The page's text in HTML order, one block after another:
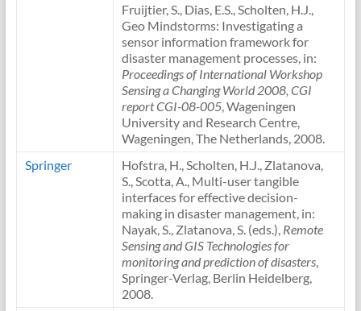
Fruijtier, S., Dias, E.S., Scholten, H.J.,
Geo Mindstorms: Investigating a
sensor information framework for
disaster management processes, in:
Proceedings of International Workshop
Sensing a Changing World 2008, CGI
report CGI-08-005, Wageningen
University and Research Centre,
Wageningen, The Netherlands, 2008.
Springer
Hofstra, H., Scholten, H.J., Zlatanova,
S., Scotta, A., Multi-user tangible
interfaces for effective decision-
making in disaster management, in:
Nayak, S., Zlatanova, S. (eds.), Remote
Sensing and GIS Technologies for
monitoring and prediction of disasters,
Springer-Verlag, Berlin Heidelberg,
2008.